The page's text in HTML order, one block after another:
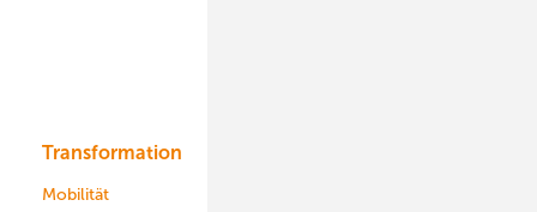
Transformation
Mobilität